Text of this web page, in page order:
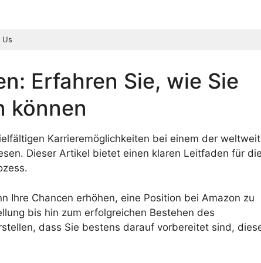
Us
Erfahren Sie, wie Sie
können
Karrieremöglichkeiten bei einem der weltweit
Dieser Artikel bietet einen klaren Leitfaden für
Ihre Chancen erhöhen, eine Position bei Amazon zu
bis hin zum erfolgreichen Bestehen des
dass Sie bestens darauf vorbereitet sind,